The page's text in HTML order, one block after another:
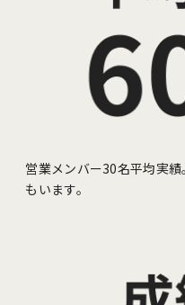
営業メンバー30名平均実
もいます。